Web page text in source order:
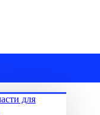
для